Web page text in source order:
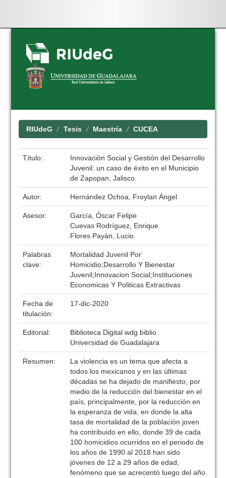
Skip
navigation
RIUdeG Tesis Maestría CUCEA
Título:
Innovación Social y Gestión del Desarrollo
Juvenil: un caso de éxito en el Municipio
de Zapopan, Jalisco.
Autor: Hernández Ochoa, Froylan Ángel
Asesor:
García, Óscar Felipe
Cuevas Rodríguez, Enrique
Flores Payán, Lucio
Palabras
clave:
Mortalidad Juvenil Por
Homicidio;Desarrollo Y Bienestar
Juvenil;Innovacion Social;Instituciones
Economicas Y Politicas Extractivas
Fecha de
titulación:
17-dic-2020
Editorial:
Biblioteca Digital wdg.biblio
Universidad de Guadalajara
Resumen:
La violencia es un tema que afecta a
todos los mexicanos y en las últimas
décadas se ha dejado de manifiesto, por
medio de la reducción del bienestar en el
país, principalmente, por la reducción en
la esperanza de vida, en donde la alta
tasa de mortalidad de la población joven
ha contribuido en ello, donde 39 de cada
100 homicidios ocurridos en el periodo de
los años de 1990 al 2018 han sido
jóvenes de 12 a 29 años de edad,
fenómeno que se acrecentó luego del año